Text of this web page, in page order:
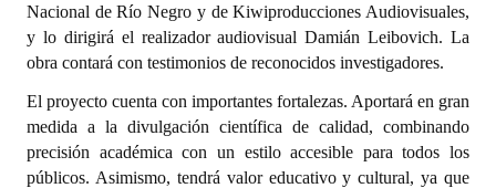
Declaraciones
Resoluciones de Presidencia
INSTITUCIONAL
Nacional de Río Negro y de Kiwiproducciones Audiovisuales,
y lo dirigirá el realizador audiovisual Damián Leibovich. La
obra contará con testimonios de reconocidos investigadores.
El proyecto cuenta con importantes fortalezas. Aportará en gran
medida a la divulgación científica de calidad, combinando
precisión académica con un estilo accesible para todos los
públicos. Asimismo, tendrá valor educativo y cultural, ya que